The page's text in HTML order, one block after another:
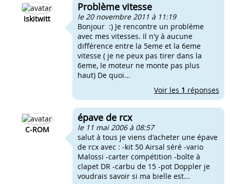
Iskitwitt
Problème vitesse
le 20 novembre 2011 à 11:19
Bonjour :) Je rencontre un problème
avec mes vitesses. Il n'y à aucune
différence entre la 5eme et la 6eme
vitesse ( je ne peux pas tirer dans la
6eme, le moteur ne monte pas plus
haut) De quoi...
Voir les 1 réponses
C-ROM
épave de rcx
le 11 mai 2006 à 08:57
salut à tous je viens d'acheter une épave
de rcx avec : -kit 50 Airsal séré -vario
Malossi -carter compétition -boîte à
clapet DR -carbu de 15 -pot Doppler je
voudrais savoir si ma bielle est...